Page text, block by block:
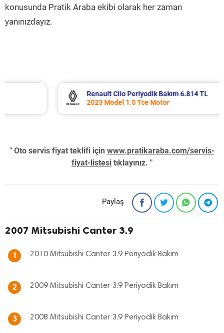
konusunda Pratik Araba ekibi olarak her zaman
yanınızdayız.
Renault Clio Periyodik Bakım 6.814 TL
2023 Model 1.0 Tce Motor
" Oto servis fiyat teklifi için www.pratikaraba.com/servis-
fiyat-listesi tıklayınız. "
Paylaş
2007 Mitsubishi Canter 3.9
1 2010 Mitsubishi Canter 3.9 Periyodik Bakım
2 2009 Mitsubishi Canter 3.9 Periyodik Bakım
3 2008 Mitsubishi Canter 3.9 Periyodik Bakım